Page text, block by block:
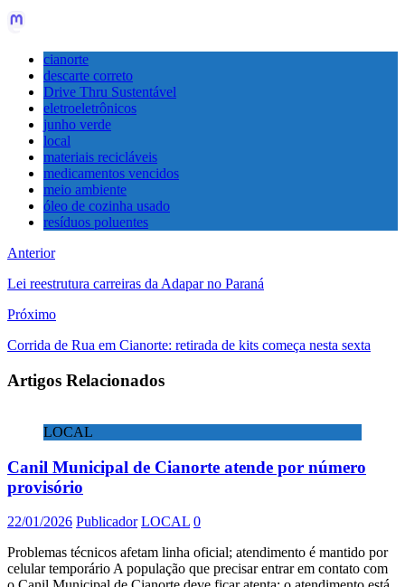
cianorte
descarte correto
Drive Thru Sustentável
eletroeletrônicos
junho verde
local
materiais recicláveis
medicamentos vencidos
meio ambiente
óleo de cozinha usado
resíduos poluentes
Anterior
Lei reestrutura carreiras da Adapar no Paraná
Próximo
Corrida de Rua em Cianorte: retirada de kits começa nesta sexta
Artigos Relacionados
LOCAL
Canil Municipal de Cianorte atende por número
provisório
22/01/2026 Publicador LOCAL 0
Problemas técnicos afetam linha oficial; atendimento é mantido por
celular temporário A população que precisar entrar em contato com